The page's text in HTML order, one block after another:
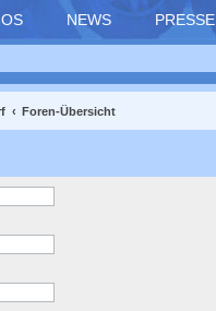
NEWS PRESSE
Foren-Übersicht